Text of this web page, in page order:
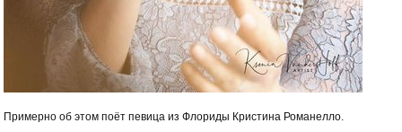
Примерно об этом поёт певица из Флориды Кристина Романелло.